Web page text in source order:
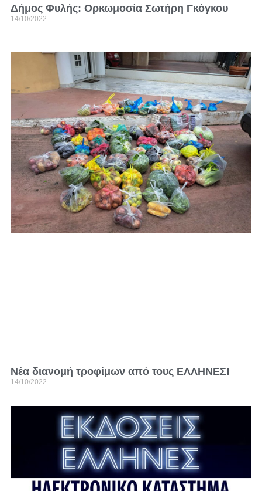
Δήμος Φυλής: Ορκωμοσία Σωτήρη Γκόγκου
14/10/2022
Νέα διανομή τροφίμων από τους ΕΛΛΗΝΕΣ!
14/10/2022